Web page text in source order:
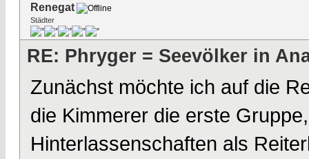
Renegat
Städter
RE: Phryger = Seevölker in
Zunächst möchte ich auf die
die Kimmerer die erste
Hinterlassenschaften als